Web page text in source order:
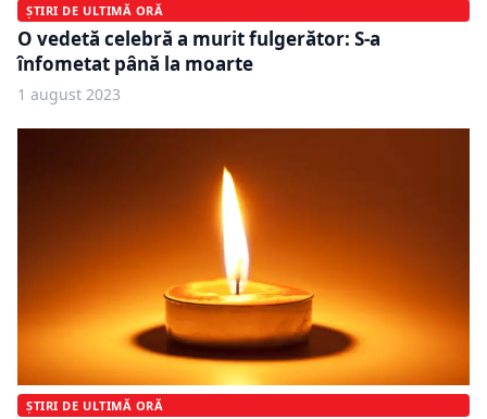
ȘTIRI DE ULTIMĂ ORĂ
O vedetă celebră a murit fulgerător: S-a
înfometat până la moarte
1 august 2023
ȘTIRI DE ULTIMĂ ORĂ